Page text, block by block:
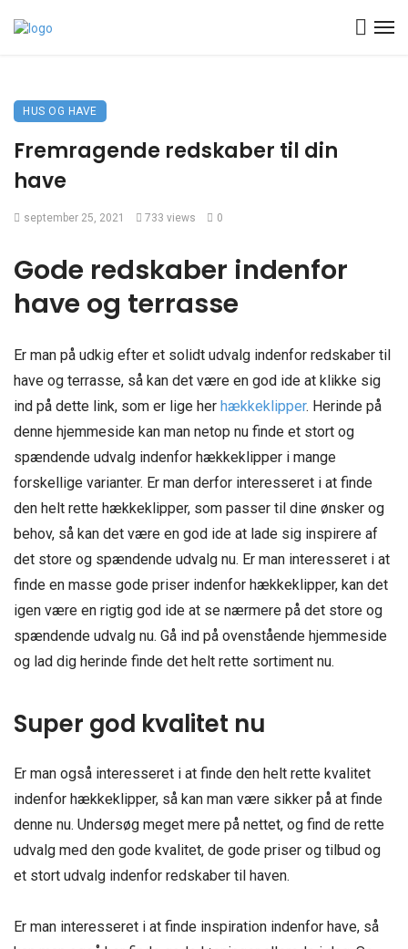
HUS OG HAVE
Fremragende redskaber til din
have
september 25, 2021 733 views 0
Gode redskaber indenfor
have og terrasse
Er man på udkig efter et solidt udvalg indenfor redskaber til
have og terrasse, så kan det være en god ide at klikke sig
ind på dette link, som er lige her hækkeklipper. Herinde på
denne hjemmeside kan man netop nu finde et stort og
spændende udvalg indenfor hækkeklipper i mange
forskellige varianter. Er man derfor interesseret i at finde
den helt rette hækkeklipper, som passer til dine ønsker og
behov, så kan det være en god ide at lade sig inspirere af
det store og spændende udvalg nu. Er man interesseret i at
finde en masse gode priser indenfor hækkeklipper, kan det
igen være en rigtig god ide at se nærmere på det store og
spændende udvalg nu. Gå ind på ovenstående hjemmeside
og lad dig herinde finde det helt rette sortiment nu.
Super god kvalitet nu
Er man også interesseret i at finde den helt rette kvalitet
indenfor hækkeklipper, så kan man være sikker på at finde
denne nu. Undersøg meget mere på nettet, og find de rette
udvalg med den gode kvalitet, de gode priser og tilbud og
et stort udvalg indenfor redskaber til haven.
Er man interesseret i at finde inspiration indenfor have, så